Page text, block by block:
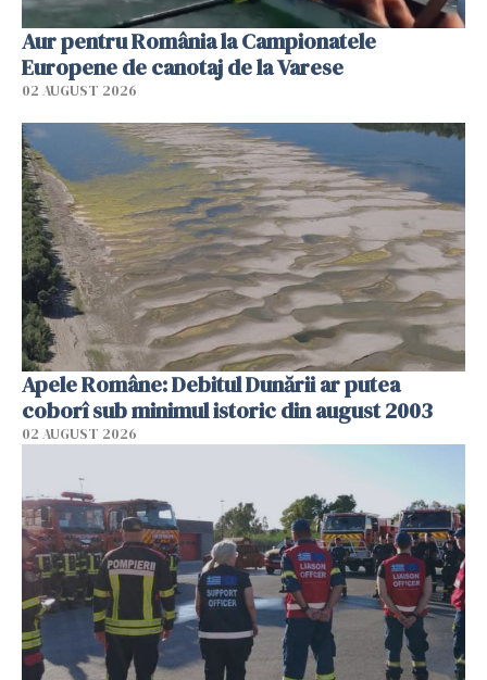
Aur pentru România la Campionatele
Europene de canotaj de la Varese
02 AUGUST 2026
Apele Române: Debitul Dunării ar putea
coborî sub minimul istoric din august 2003
02 AUGUST 2026